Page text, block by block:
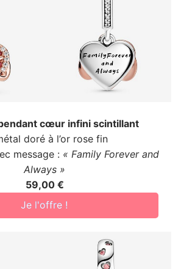
cœur infini scintillant
doré à l’or rose fin
message : « Family Forever and
Always »
59,00 €
Je l'offre !